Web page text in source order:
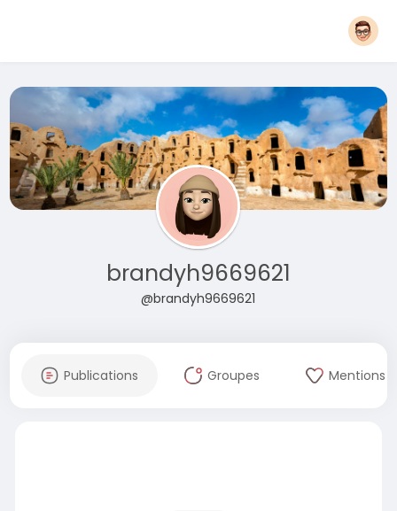
brandyh9669621
@brandyh9669621
Publications Groupes Mentions